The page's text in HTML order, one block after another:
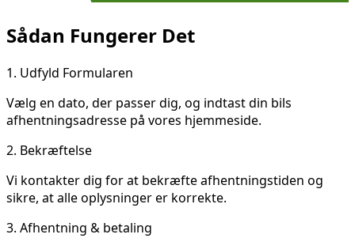
Sådan Fungerer Det
1. Udfyld Formularen
Vælg en dato, der passer dig, og indtast din bils
afhentningsadresse på vores hjemmeside.
2. Bekræftelse
Vi kontakter dig for at bekræfte afhentningstiden og
sikre, at alle oplysninger er korrekte.
3. Afhentning & betaling